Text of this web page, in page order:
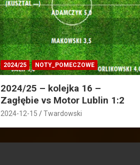
2024/25 NOTY_POMECZOWE
2024/25 – kolejka 16 –
Zagłębie vs Motor Lublin 1:2
2024-12-15 Twardowski